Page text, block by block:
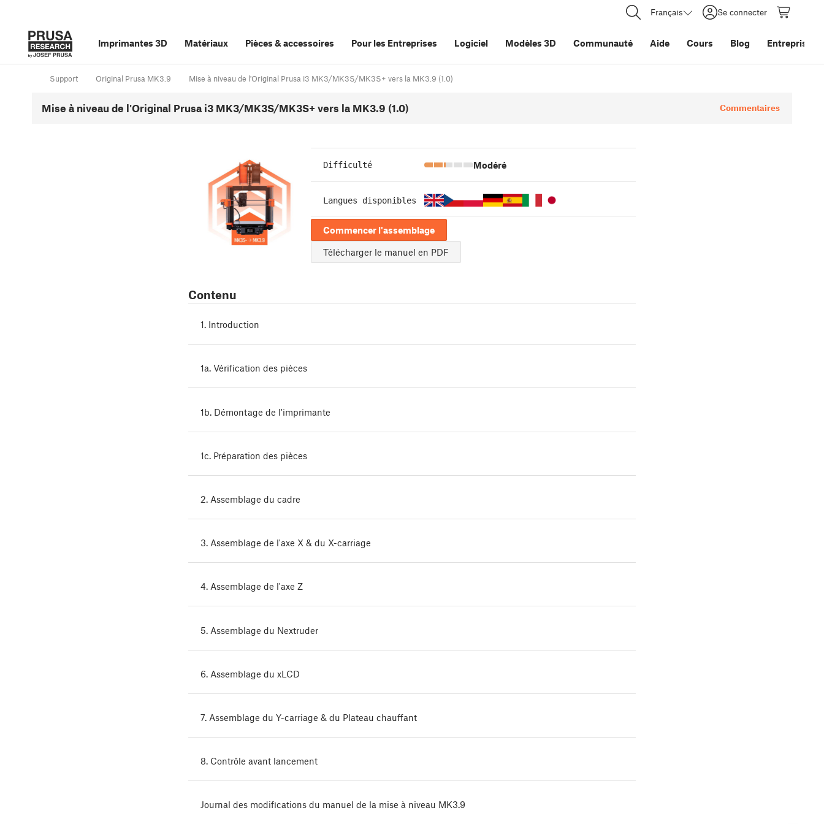
Français Se connecter
Imprimantes 3D Matériaux Pièces &accessoires Pour les Entreprises Logiciel Modèles 3D Communauté Aide Cours Blog Entreprise
Support Original Prusa MK3.9 Mise à niveau de l'Original Prusa i3 MK3/MK3S/MK3S+ vers la MK3.9 (1.0)
Mise à niveau de l'Original Prusa i3 MK3/MK3S/MK3S+ vers la MK3.9 (1.0) Commentaires
Difficulté Modéré
Langues disponibles
Commencer l'assemblage
Télécharger le manuel en PDF
Contenu
1. Introduction
1a. Vérification des pièces
1b. Démontage de l'imprimante
1c. Préparation des pièces
2. Assemblage du cadre
3. Assemblage de l'axe X & du X-carriage
4. Assemblage de l'axe Z
5. Assemblage du Nextruder
6. Assemblage du xLCD
7. Assemblage du Y-carriage & du Plateau chauffant
8. Contrôle avant lancement
Journal des modifications du manuel de la mise à niveau MK3.9